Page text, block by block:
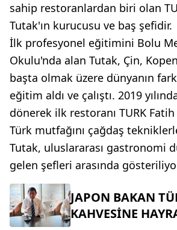
sahip restoranlardan biri olan
Tutak'ın kurucusu ve baş şefidir.
İlk profesyonel eğitimini Bolu
Okulu'nda alan Tutak, Çin,
başta olmak üzere dünyanın
eğitim aldı ve çalıştı. 2019
dönerek ilk restoranı TURK Fatih
Türk mutfağını çağdaş
Tutak, uluslararası gastronomi
gelen şefleri arasında
JAPON BAKAN
KAHVESİNE